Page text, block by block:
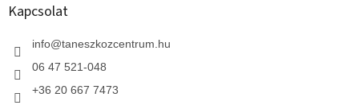
Kapcsolat
info@taneszkozcentrum.hu
06 47 521-048
+36 20 667 7473